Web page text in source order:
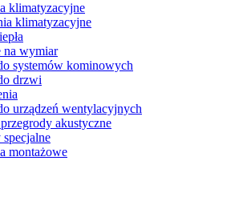
klimatyzacyjne
klimatyzacyjne
na wymiar
systemów kominowych
drzwi
urządzeń wentylacyjnych
akustyczne
montażowe